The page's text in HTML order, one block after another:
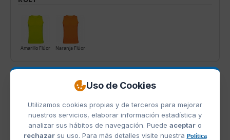
Uso de Cookies
Utilizamos cookies propias y de terceros para mejorar
nuestros servicios, elaborar información estadística y
analizar sus hábitos de navegación. Puede aceptar o
rechazarsu uso. Para más detalles visite nuestra Política
Amarillo Flúor Naranja Flúor
PRODUCTOS RELACIONADOS OFERTAS